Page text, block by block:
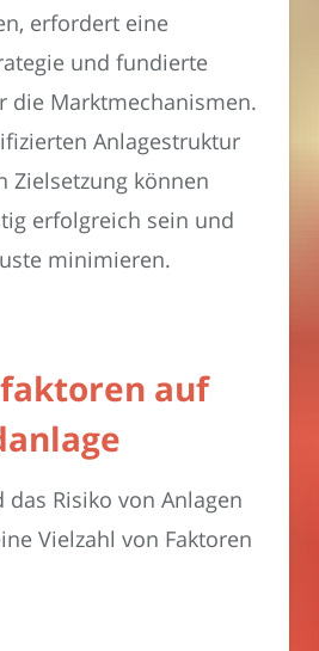
erfordert eine
und fundierte
die Marktmechanismen.
Anlagestruktur
Zielsetzung können
erfolgreich sein und
minimieren.
auf
das Risiko von Anlagen
Vielzahl von Faktoren